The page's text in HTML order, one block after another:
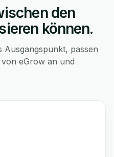
den
können.
Ausgangspunkt, passen
eGrow an und